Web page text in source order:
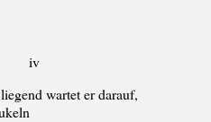
iv
wartet er darauf,